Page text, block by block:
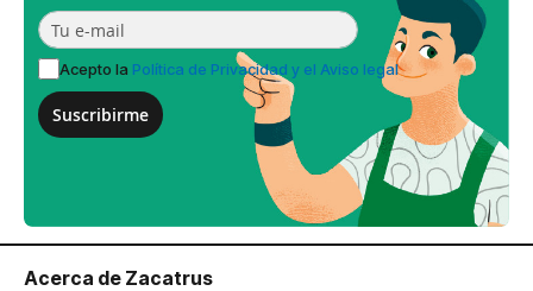
Acepto la Política de Privacidad y el Aviso legal
Suscribirme
Acerca de Zacatrus